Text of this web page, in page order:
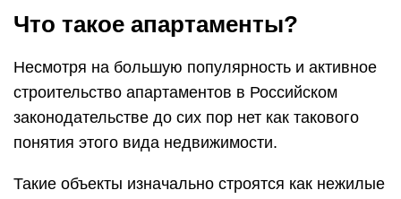
Что такое апартаменты?
Несмотря на большую популярность и активное
строительство апартаментов в Российском
законодательстве до сих пор нет как такового
понятия этого вида недвижимости.
Такие объекты изначально строятся как нежилые